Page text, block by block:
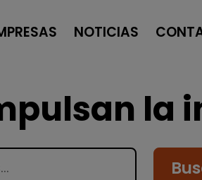
NOTICIAS
la